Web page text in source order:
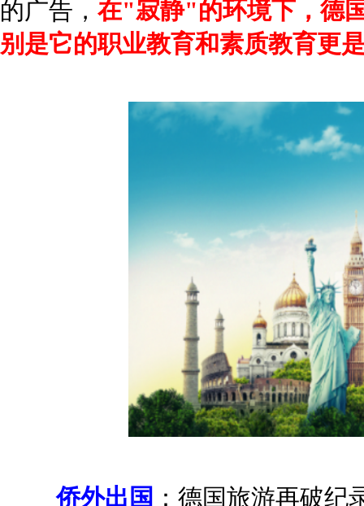
的广告， 在"寂静"的环境下，德
别是它的职业教育和素质教育更
侨外出国 ：德国旅游再破